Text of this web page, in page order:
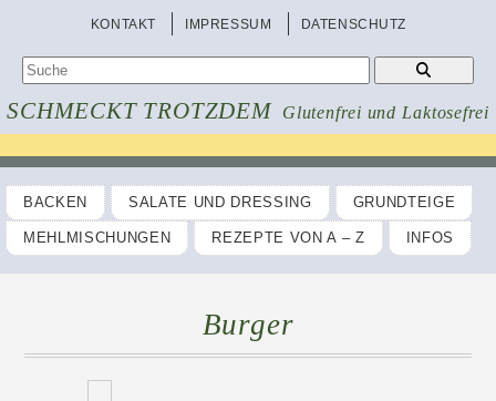
KONTAKT IMPRESSUM DATENSCHUTZ
SCHMECKT TROTZDEM Glutenfrei und Laktosefrei
BACKEN SALATE UND DRESSING GRUNDTEIGE
MEHLMISCHUNGEN REZEPTE VON A – Z INFOS
Burger